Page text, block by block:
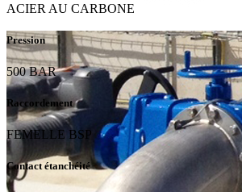
ACIER AU CARBONE
Pression
500 BAR
Raccordement
FEMELLE BSP
Contact étanchéité